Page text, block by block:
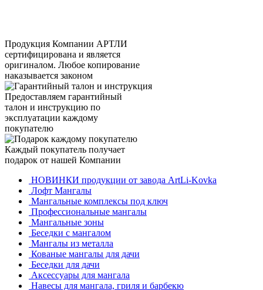
Продукция Компании АРТЛИ
сертифицирована и является
оригиналом. Любое копирование
наказывается законом
Предоставляем гарантийный
талон и инструкцию по
эксплуатации каждому
покупателю
Каждый покупатель получает
подарок от нашей Компании
НОВИНКИ продукции от завода ArtLi-Kovka
Лофт Мангалы
Мангальные комплексы под ключ
Профессиональные мангалы
Мангальные зоны
Беседки с мангалом
Мангалы из металла
Кованые мангалы для дачи
Беседки для дачи
Аксессуары для мангала
Навесы для мангала, гриля и барбекю